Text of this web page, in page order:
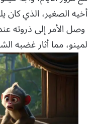
أخيه الصغير، الذي كان
وصل الأمر إلى ذروته
لمينو، مما أثار غضبه